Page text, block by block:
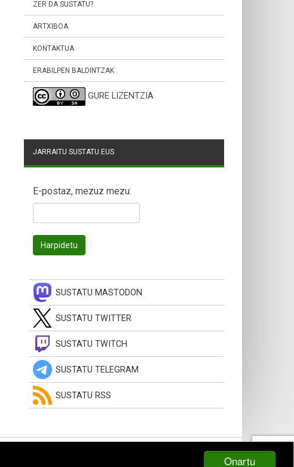
Onartu
ZER DA SUSTATU?
ARTXIBOA
KONTAKTUA
ERABILPEN BALDINTZAK
GURE LIZENTZIA
JARRAITU SUSTATU.EUS
E-postaz, mezuz mezu:
SUSTATU MASTODON
SUSTATU TWITTER
SUSTATU TWITCH
SUSTATU TELEGRAM
SUSTATU RSS